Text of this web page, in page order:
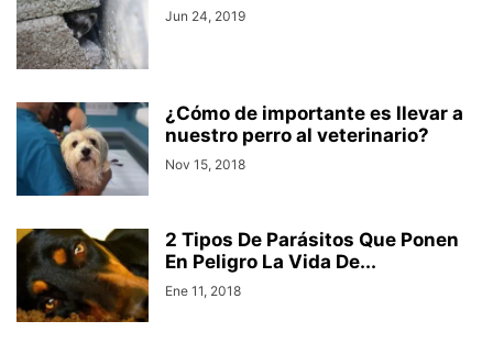
Jun 24, 2019
¿Cómo de importante es llevar a
nuestro perro al veterinario?
Nov 15, 2018
2 Tipos De Parásitos Que Ponen
En Peligro La Vida De...
Ene 11, 2018